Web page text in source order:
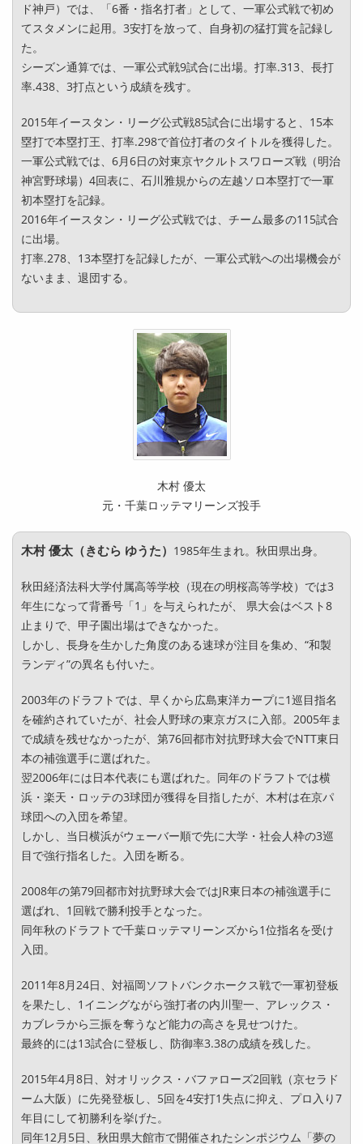
ド神戸）では、「6番・指名打者」として、一軍公式戦で初め
てスタメンに起用。3安打を放って、自身初の猛打賞を記録し
た。
シーズン通算では、一軍公式戦9試合に出場。打率.313、長打
率.438、3打点という成績を残す。
2015年イースタン・リーグ公式戦85試合に出場すると、15本
塁打で本塁打王、打率.298で首位打者のタイトルを獲得した。
一軍公式戦では、6月6日の対東京ヤクルトスワローズ戦（明治
神宮野球場）4回表に、石川雅規からの左越ソロ本塁打で一軍
初本塁打を記録。
2016年イースタン・リーグ公式戦では、チーム最多の115試合
に出場。
打率.278、13本塁打を記録したが、一軍公式戦への出場機会が
ないまま、退団する。
木村 優太
元・千葉ロッテマリーンズ投手
木村 優太（きむら ゆうた） 1985年生まれ。秋田県出身。
秋田経済法科大学付属高等学校（現在の明桜高等学校）では3
年生になって背番号「1」を与えられたが、 県大会はベスト8
止まりで、甲子園出場はできなかった。
しかし、長身を生かした角度のある速球が注目を集め、“和製
ランディ”の異名も付いた。
2003年のドラフトでは、早くから広島東洋カープに1巡目指名
を確約されていたが、社会人野球の東京ガスに入部。2005年ま
で成績を残せなかったが、第76回都市対抗野球大会でNTT東日
本の補強選手に選ばれた。
翌2006年には日本代表にも選ばれた。同年のドラフトでは横
浜・楽天・ロッテの3球団が獲得を目指したが、木村は在京パ
球団への入団を希望。
しかし、当日横浜がウェーバー順で先に大学・社会人枠の3巡
目で強行指名した。入団を断る。
2008年の第79回都市対抗野球大会ではJR東日本の補強選手に
選ばれ、1回戦で勝利投手となった。
同年秋のドラフトで千葉ロッテマリーンズから1位指名を受け
入団。
2011年8月24日、対福岡ソフトバンクホークス戦で一軍初登板
を果たし、1イニングながら強打者の内川聖一、アレックス・
カブレラから三振を奪うなど能力の高さを見せつけた。
最終的には13試合に登板し、防御率3.38の成績を残した。
2015年4月8日、対オリックス・バファローズ2回戦（京セラド
ーム大阪）に先発登板し、5回を4安打1失点に抑え、プロ入り7
年目にして初勝利を挙げた。
同年12月5日、秋田県大館市で開催されたシンポジウム「夢の